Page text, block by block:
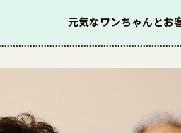
元気なワンちゃんとお